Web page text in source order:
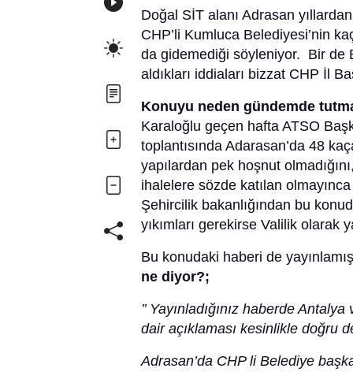
Doğal SİT alanı Adrasan
CHP’li Kumluca Belediyesi’nin
da gidemediği söyleniyor. Bir de
aldıkları iddiaları bizzat CHP İl
Konuyu neden gündemde
Karaloğlu geçen hafta ATSO
toplantısında Adarasan’da 48
yapılardan pek hoşnut
ihalelere sözde katılan
Şehircilik bakanlığından bu
yıkımları gerekirse Valilik olarak
Bu konudaki haberi de
ne diyor?;
’’ Yayınladığınız haberde
dair açıklaması kesinlikle doğru
Adrasan’da CHP li Belediye